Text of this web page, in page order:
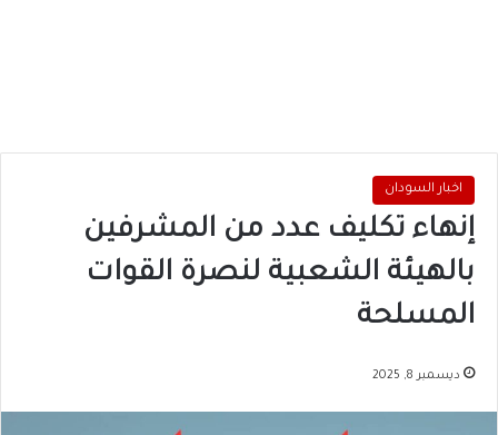
اخبار السودان
إنهاء تكليف عدد من المشرفين
بالهيئة الشعبية لنصرة القوات
المسلحة
ديسمبر 8, 2025